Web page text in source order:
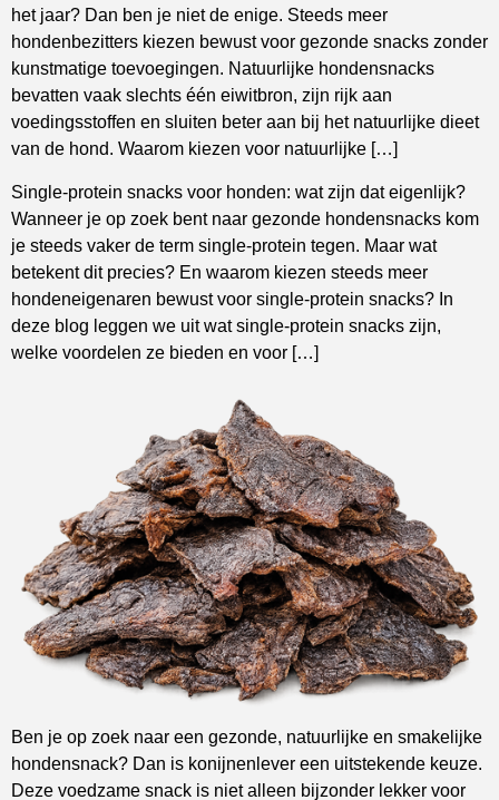
het jaar? Dan ben je niet de enige. Steeds meer
hondenbezitters kiezen bewust voor gezonde snacks zonder
kunstmatige toevoegingen. Natuurlijke hondensnacks
bevatten vaak slechts één eiwitbron, zijn rijk aan
voedingsstoffen en sluiten beter aan bij het natuurlijke dieet
van de hond. Waarom kiezen voor natuurlijke […]
Single-protein snacks voor honden: wat zijn dat eigenlijk?
Wanneer je op zoek bent naar gezonde hondensnacks kom
je steeds vaker de term single-protein tegen. Maar wat
betekent dit precies? En waarom kiezen steeds meer
hondeneigenaren bewust voor single-protein snacks? In
deze blog leggen we uit wat single-protein snacks zijn,
welke voordelen ze bieden en voor […]
Ben je op zoek naar een gezonde, natuurlijke en smakelijke
hondensnack? Dan is konijnenlever een uitstekende keuze.
Deze voedzame snack is niet alleen bijzonder lekker voor